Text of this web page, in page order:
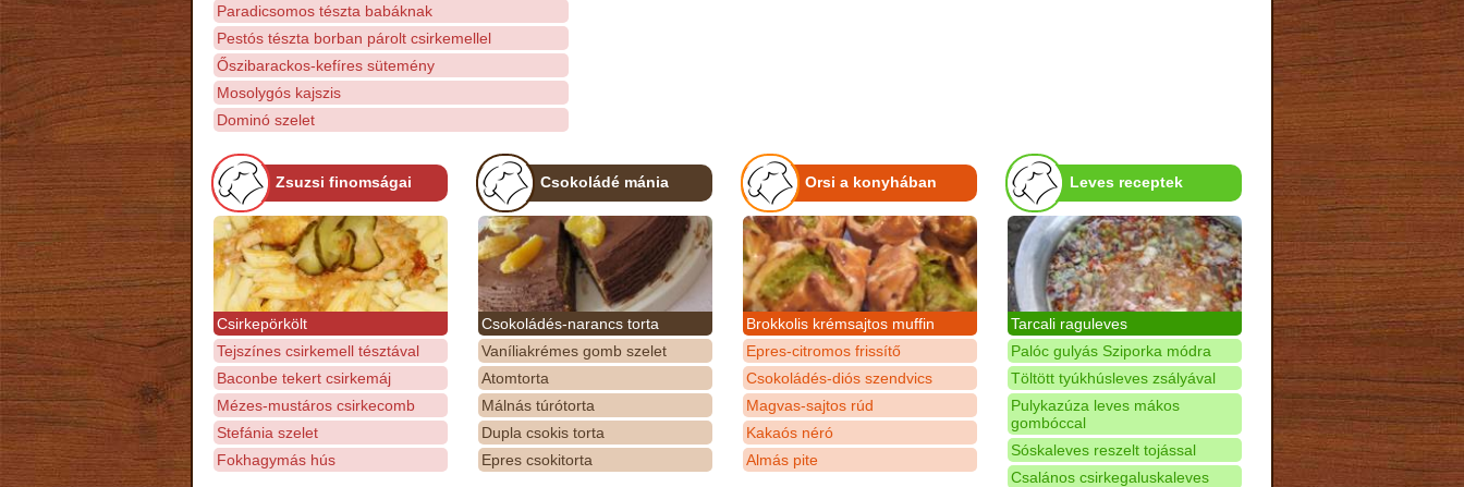
Paradicsomos tészta babáknak
Pestós tészta borban párolt csirkemellel
Őszibarackos-kefíres sütemény
Mosolygós kajszis
Dominó szelet
Zsuzsi finomságai
Csirkepörkölt
Tejszínes csirkemell tésztával
Baconbe tekert csirkemáj
Mézes-mustáros csirkecomb
Stefánia szelet
Fokhagymás hús
Csokoládé mánia
Csokoládés-narancs torta
Vaníliakrémes gomb szelet
Atomtorta
Málnás túrótorta
Dupla csokis torta
Epres csokitorta
Orsi a konyhában
Brokkolis krémsajtos muffin
Epres-citromos frissítő
Csokoládés-diós szendvics
Magvas-sajtos rúd
Kakaós néró
Almás pite
Leves receptek
Tarcali raguleves
Palóc gulyás Sziporka módra
Töltött tyúkhúsleves zsályával
Pulykazúza leves mákos
gombóccal
Sóskaleves reszelt tojással
Csalános csirkegaluskaleves